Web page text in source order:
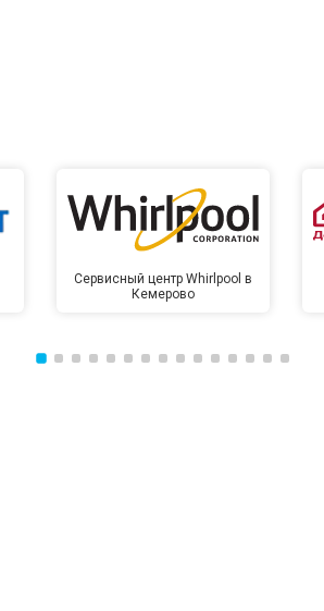
Сервисный центр Whirlpool в
Кемерово